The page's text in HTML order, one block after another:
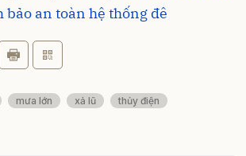
an toàn hệ thống đê
mưa lớn xả lũ
thủy điện